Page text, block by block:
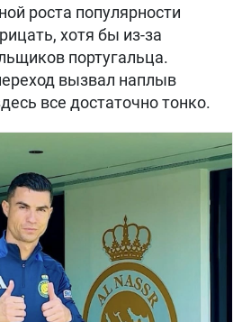
роста популярности
хотя бы из-за
португальца.
вызвал наплыв
все достаточно тонко.